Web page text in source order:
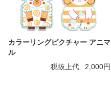
カラーリングピクチャー アニマ
ル
税抜上代
2,000円